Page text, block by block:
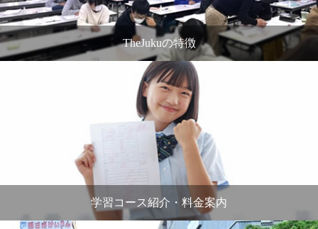
TheJukuの特徴
学習コース紹介・料金案内